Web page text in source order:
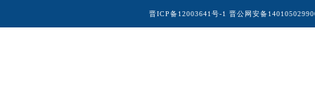
晋ICP备12003641号-1 晋公网安备